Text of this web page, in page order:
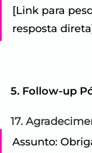
[Link para
resposta
5. Follow-up
17.
Assunto: